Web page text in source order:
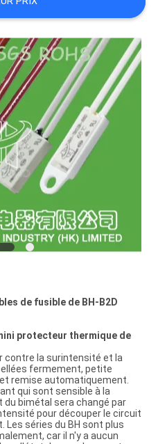
de fusible de BH-B2D
protecteur thermique de
contre la surintensité et la
fermement, petite
remise automatiquement.
qui sont sensible à la
bimétal sera changé par
pour découper le circuit
séries du BH sont plus
car il n'y a aucun